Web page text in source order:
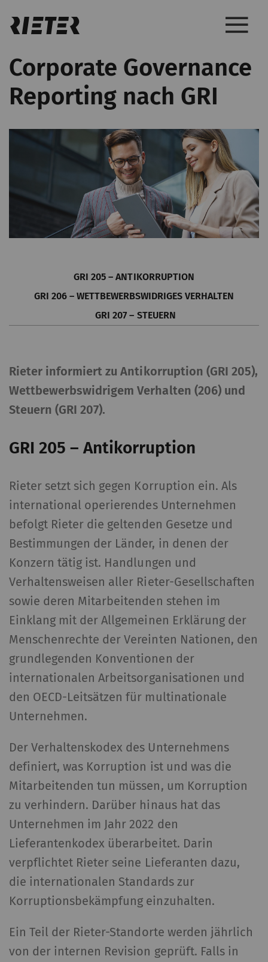
Corporate Governance
Reporting nach GRI
GRI 205 – ANTIKORRUPTION
GRI 206 – WETTBEWERBSWIDRIGES VERHALTEN
GRI 207 – STEUERN
Rieter informiert zu Antikorruption (GRI 205),
Wettbewerbswidrigem Verhalten (206) und
Steuern (GRI 207).
GRI 205 – Antikorruption
Rieter setzt sich gegen Korruption ein. Als
international operierendes Unternehmen
befolgt Rieter die geltenden Gesetze und
Bestimmungen der Länder, in denen der
Konzern tätig ist. Handlungen und
Verhaltensweisen aller Rieter-Gesellschaften
sowie deren Mitarbeitenden stehen im
Einklang mit der Allgemeinen Erklärung der
Menschenrechte der Vereinten Nationen, den
grundlegenden Konventionen der
internationalen Arbeitsorganisationen und
den OECD-Leitsätzen für multinationale
Unternehmen.
Der Verhaltenskodex des Unternehmens
definiert, was Korruption ist und was die
Mitarbeitenden tun müssen, um Korruption
zu verhindern. Darüber hinaus hat das
Unternehmen im Jahr 2022 den
Lieferantenkodex überarbeitet. Darin
verpflichtet Rieter seine Lieferanten dazu,
die internationalen Standards zur
Korruptionsbekämpfung einzuhalten.
Ein Teil der Rieter-Standorte werden jährlich
von der internen Revision geprüft. Falls in